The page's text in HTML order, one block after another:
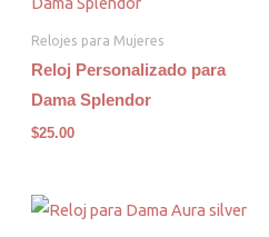
Relojes para Mujeres
Reloj Personalizado para
Dama Splendor
$25.00